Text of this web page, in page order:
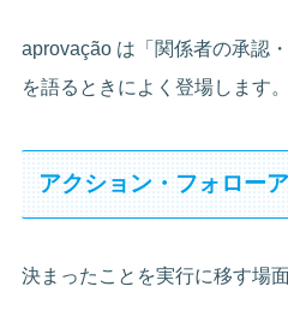
aprovação は「関係者の承認
を語るときによく登場します。
アクション・フォロー
決まったことを実行に移す場